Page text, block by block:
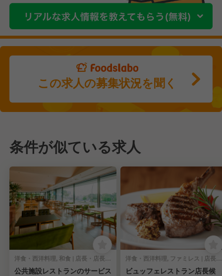
この求人の募集状況を聞く
条件が似ている求人
洋食・西洋料理, 和食 | 店長・店長候補
公共施設レストランのサービス
洋食・西洋料理, ファミレス | 店長・店長候補
ビュッフェレストラン店長候